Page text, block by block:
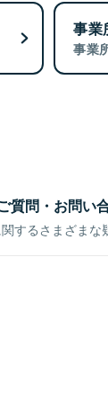
事業
事業
質問・お問い
するさまざまな